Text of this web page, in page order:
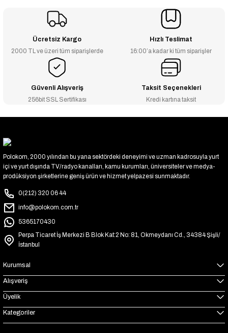
Ücretsiz Kargo
2000 TL ve üzeri tüm siparişlerde
Hızlı Teslimat
16:00’a kadar ki tüm siparişler
Güvenli Alışveriş
256bit SSL Sertifikası
Taksit Seçenekleri
Kredi kartına taksit
Polokom, 2000 yılından bu yana sektördeki deneyimi ve uzman kadrosuyla yurt
içi ve yurt dışında TV/radyo kanalları, kamu kurumları, üniversiteler ve medya-
prodüksiyon şirketlerine geniş ürün ve hizmet yelpazesi sunmaktadır.
0(212) 320 06 44
info@polokom.com.tr
5365170430
Perpa Ticaret İş Merkezi B Blok Kat:2 No: 81, Okmeydanı Cd., 34384 Şişli/
İstanbul
Kurumsal
Alışveriş
Üyelik
Kategoriler